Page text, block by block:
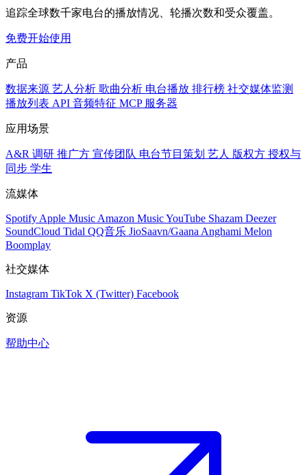
追踪全球数千家电台的播放情况、轮播次数和受众覆盖。
免费开始使用
产品
数据来源 艺人分析 歌曲分析 电台播放 排行榜 社交媒体监测
播放列表 API 音频特征 MCP 服务器
应用场景
A&R 调研 推广方 宣传团队 电台节目策划 艺人 版权方 授权与
同步 学生
流媒体
Spotify Apple Music Amazon MusicYouTube Shazam Deezer
SoundCloud Tidal QQ音乐 JioSaavn/Gaana Anghami Melon
Boomplay
社交媒体
Instagram TikTok X (Twitter) Facebook
资源
帮助中心